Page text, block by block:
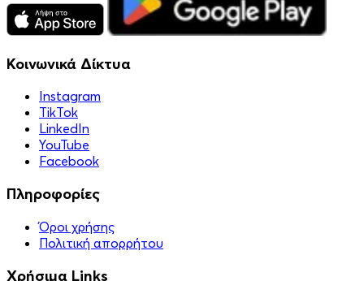
Κοινωνικά Δίκτυα
Instagram
TikTok
LinkedIn
YouTube
Facebook
Πληροφορίες
Όροι χρήσης
Πολιτική απορρήτου
Χρήσιμα Links